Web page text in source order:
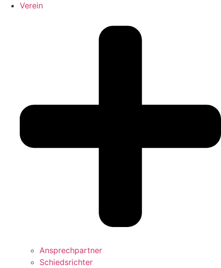
Verein
Ansprechpartner
Schiedsrichter